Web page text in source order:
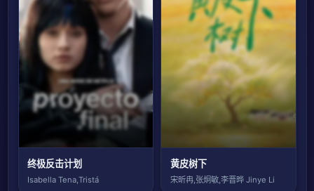
终极反击计划
Isabella Tena,Tristá
黄皮树下
宋昕冉,张炯敏,李晋晔 Jinye Li